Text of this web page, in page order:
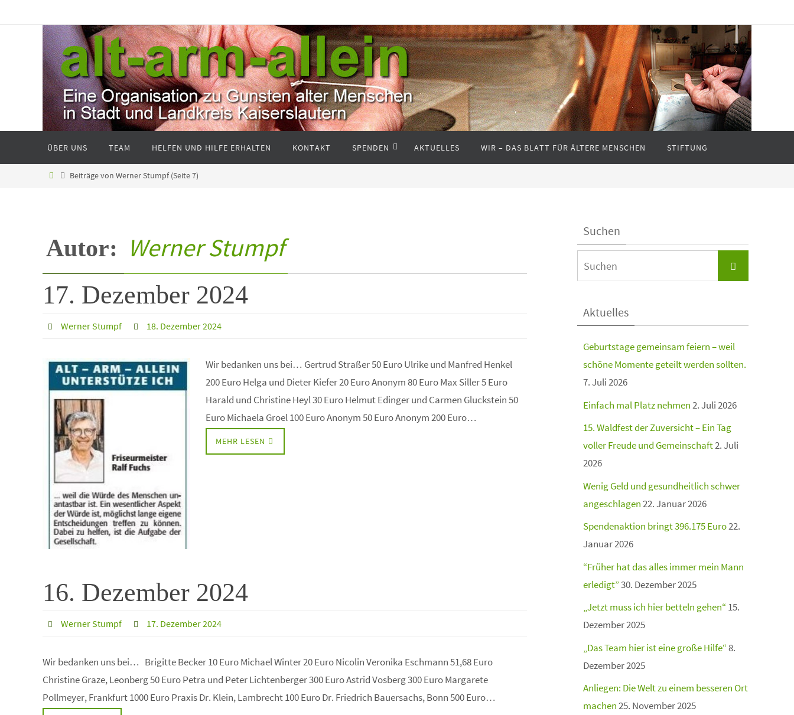
ÜBER UNS TEAM HELFEN UND HILFE ERHALTEN KONTAKT SPENDEN AKTUELLES WIR – DAS BLATT FÜR ÄLTERE MENSCHEN STIFTUNG
Beiträge von Werner Stumpf(Seite 7)
Autor: Werner Stumpf
17. Dezember 2024
Werner Stumpf 18. Dezember 2024
Wir bedanken uns bei… Gertrud Straßer 50 Euro Ulrike und Manfred Henkel
200 Euro Helga und Dieter Kiefer 20 Euro Anonym 80 Euro Max Siller 5 Euro
Harald und Christine Heyl 30 Euro Helmut Edinger und Carmen Gluckstein 50
Euro Michaela Groel 100 Euro Anonym 50 Euro Anonym 200 Euro…
MEHR LESEN
16. Dezember 2024
Werner Stumpf 17. Dezember 2024
Wir bedanken uns bei… Brigitte Becker 10 Euro Michael Winter 20 Euro Nicolin Veronika Eschmann 51,68 Euro
Christine Graze, Leonberg 50 Euro Petra und Peter Lichtenberger 300 Euro Astrid Vosberg 300 Euro Margarete
Pollmeyer, Frankfurt 1000 Euro Praxis Dr. Klein, Lambrecht 100 Euro Dr. Friedrich Bauersachs, Bonn 500 Euro…
Suchen
Aktuelles
Geburtstage gemeinsam feiern – weil
schöne Momente geteilt werden sollten.
7. Juli 2026
Einfach mal Platz nehmen2. Juli 2026
15. Waldfest der Zuversicht – Ein Tag
voller Freude und Gemeinschaft2. Juli
2026
Wenig Geld und gesundheitlich schwer
angeschlagen22. Januar 2026
Spendenaktion bringt 396.175 Euro22.
Januar 2026
“Früher hat das alles immer mein Mann
erledigt”30. Dezember 2025
„Jetzt muss ich hier betteln gehen“ 15.
Dezember 2025
„Das Team hier ist eine große Hilfe“8.
Dezember 2025
Anliegen: Die Welt zu einem besseren Ort
machen25. November 2025